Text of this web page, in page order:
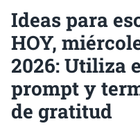
Ideas para
HOY,
2026: Utiliza
prompt y
de gratitud